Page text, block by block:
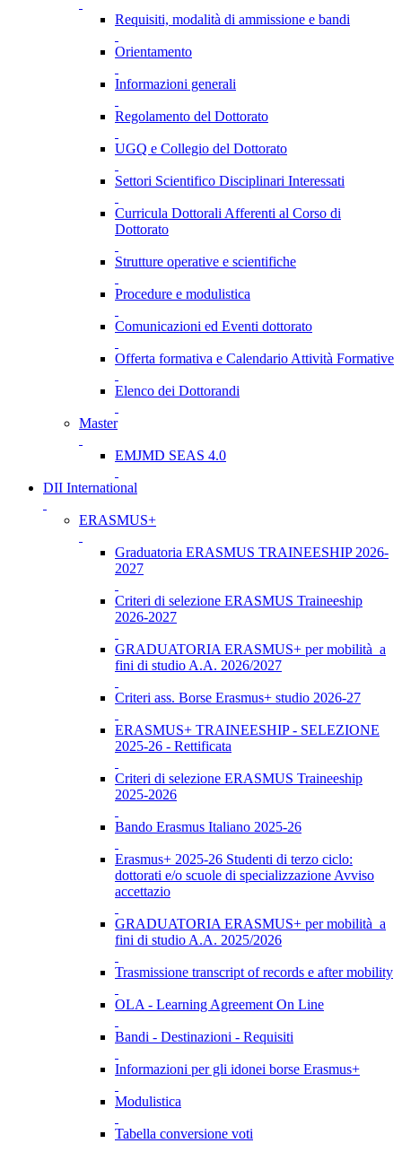
Requisiti, modalità di ammissione e bandi
Orientamento
Informazioni generali
Regolamento del Dottorato
UGQ e Collegio del Dottorato
Settori Scientifico Disciplinari Interessati
Curricula Dottorali Afferenti al Corso di
Dottorato
Strutture operative e scientifiche
Procedure e modulistica
Comunicazioni ed Eventi dottorato
Offerta formativa e Calendario Attività Formative
Elenco dei Dottorandi
Master
EMJMD SEAS 4.0
DII International
ERASMUS+
Graduatoria ERASMUS TRAINEESHIP 2026-
2027
Criteri di selezione ERASMUS Traineeship
2026-2027
GRADUATORIA ERASMUS+ per mobilità a
fini di studio A.A. 2026/2027
Criteri ass. Borse Erasmus+ studio 2026-27
ERASMUS+ TRAINEESHIP - SELEZIONE
2025-26 - Rettificata
Criteri di selezione ERASMUS Traineeship
2025-2026
Bando Erasmus Italiano 2025-26
Erasmus+ 2025-26 Studenti di terzo ciclo:
dottorati e/o scuole di specializzazione Avviso
accettazio
GRADUATORIA ERASMUS+ per mobilità a
fini di studio A.A. 2025/2026
Trasmissione transcript of records e after mobility
OLA - Learning Agreement On Line
Bandi - Destinazioni - Requisiti
Informazioni per gli idonei borse Erasmus+
Modulistica
Tabella conversione voti